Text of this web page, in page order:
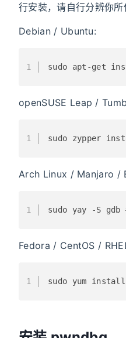
行安装，请自行分辨你所
Debian / Ubuntu:
1 sudo apt-get
openSUSE Leap /
1 sudo zypper
Arch Linux / Manjaro /
1 sudo yay -S gdb #
Fedora / CentOS /
1 sudo yum install